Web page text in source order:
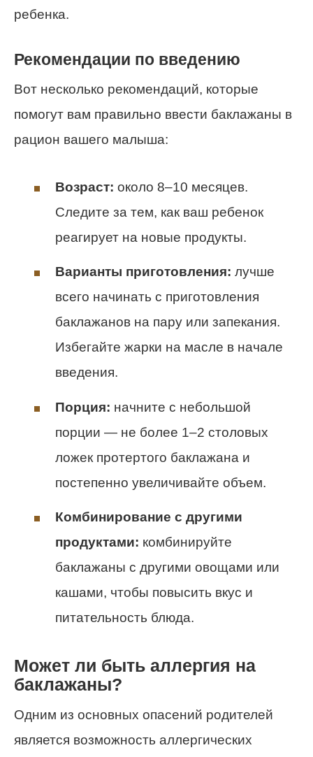
ребенка.
Рекомендации по введению
Вот несколько рекомендаций, которые
помогут вам правильно ввести баклажаны в
рацион вашего малыша:
Возраст: около 8–10 месяцев.
Следите за тем, как ваш ребенок
реагирует на новые продукты.
Варианты приготовления: лучше
всего начинать с приготовления
баклажанов на пару или запекания.
Избегайте жарки на масле в начале
введения.
Порция: начните с небольшой
порции — не более 1–2 столовых
ложек протертого баклажана и
постепенно увеличивайте объем.
Комбинирование с другими
продуктами: комбинируйте
баклажаны с другими овощами или
кашами, чтобы повысить вкус и
питательность блюда.
Может ли быть аллергия на
баклажаны?
Одним из основных опасений родителей
является возможность аллергических